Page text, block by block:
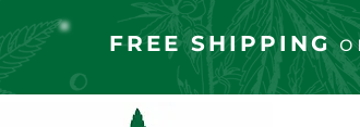
FREE SHIPPING